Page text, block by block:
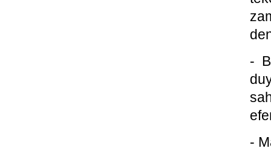
-
-